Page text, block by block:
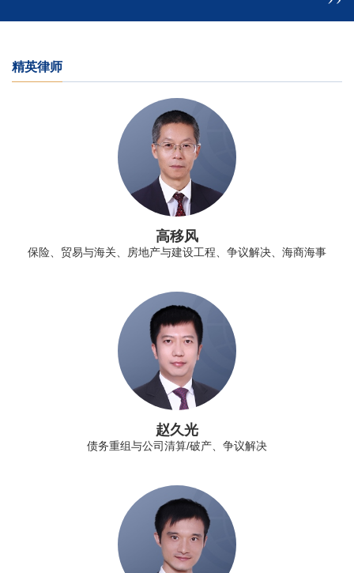
精英律师
高移风
保险、贸易与海关、房地产与建设工程、争议解决、海商海事
赵久光
债务重组与公司清算/破产、争议解决